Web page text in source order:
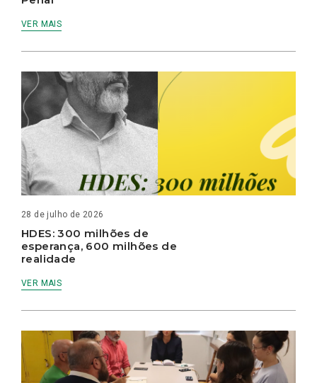
VER MAIS
28 de julho de 2026
HDES: 300 milhões de
esperança, 600 milhões de
realidade
VER MAIS